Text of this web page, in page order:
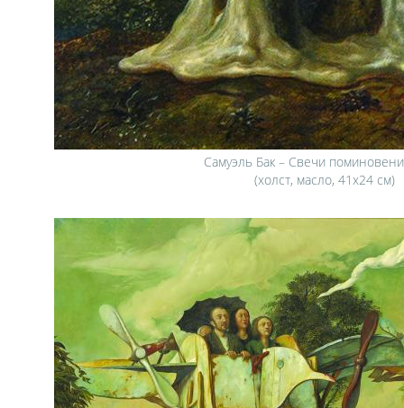
Самуэль Бак – Свечи
(холст, масло, 41х24 см)